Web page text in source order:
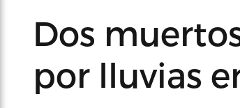
Dos
por lluvias